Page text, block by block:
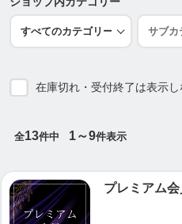
て動くのもおっくうにな
半年かけて２１キロ落ちま
恥ずかしく、声かけら
お陰様で頭も鮮明で身体
物でした。
在庫切れ・受付終了は表示し
全13件中 1～9件表示
プレミアム会